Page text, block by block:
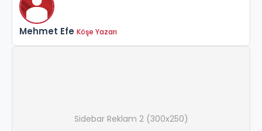
Mehmet Efe Köşe Yazarı
Sidebar Reklam 2 (300x250)